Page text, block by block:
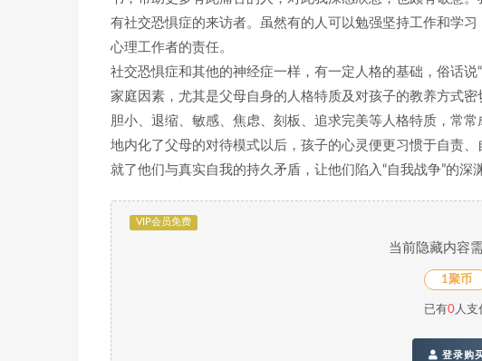
有社交恐惧症的来访者。虽然有的人可以勉强坚持工作和学
心理工作者的责任。
社交恐惧症和其他的神经症一样，有一定人格的基础，俗话
家庭因素，尤其是父母自身的人格特质及对孩子的教养方式
胆小、退缩、敏感、焦虑、刻板、追求完美等人格特质，常
地内化了父母的对待模式以后，孩子的心灵便更习惯于自责
就了他们与真实自我的持久矛盾，让他们陷入“自我战争”的深
VIP会员免费
当前隐藏内容
1聚币
已有0人支
登录购